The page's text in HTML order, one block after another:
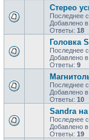
Стерео
Последнее
Добавлено
Ответы: 18
Головка
Последнее
Добавлено
Ответы: 9
Последнее
Добавлено
Ответы: 10
Sandra на
Последнее
Добавлено
Ответы: 19